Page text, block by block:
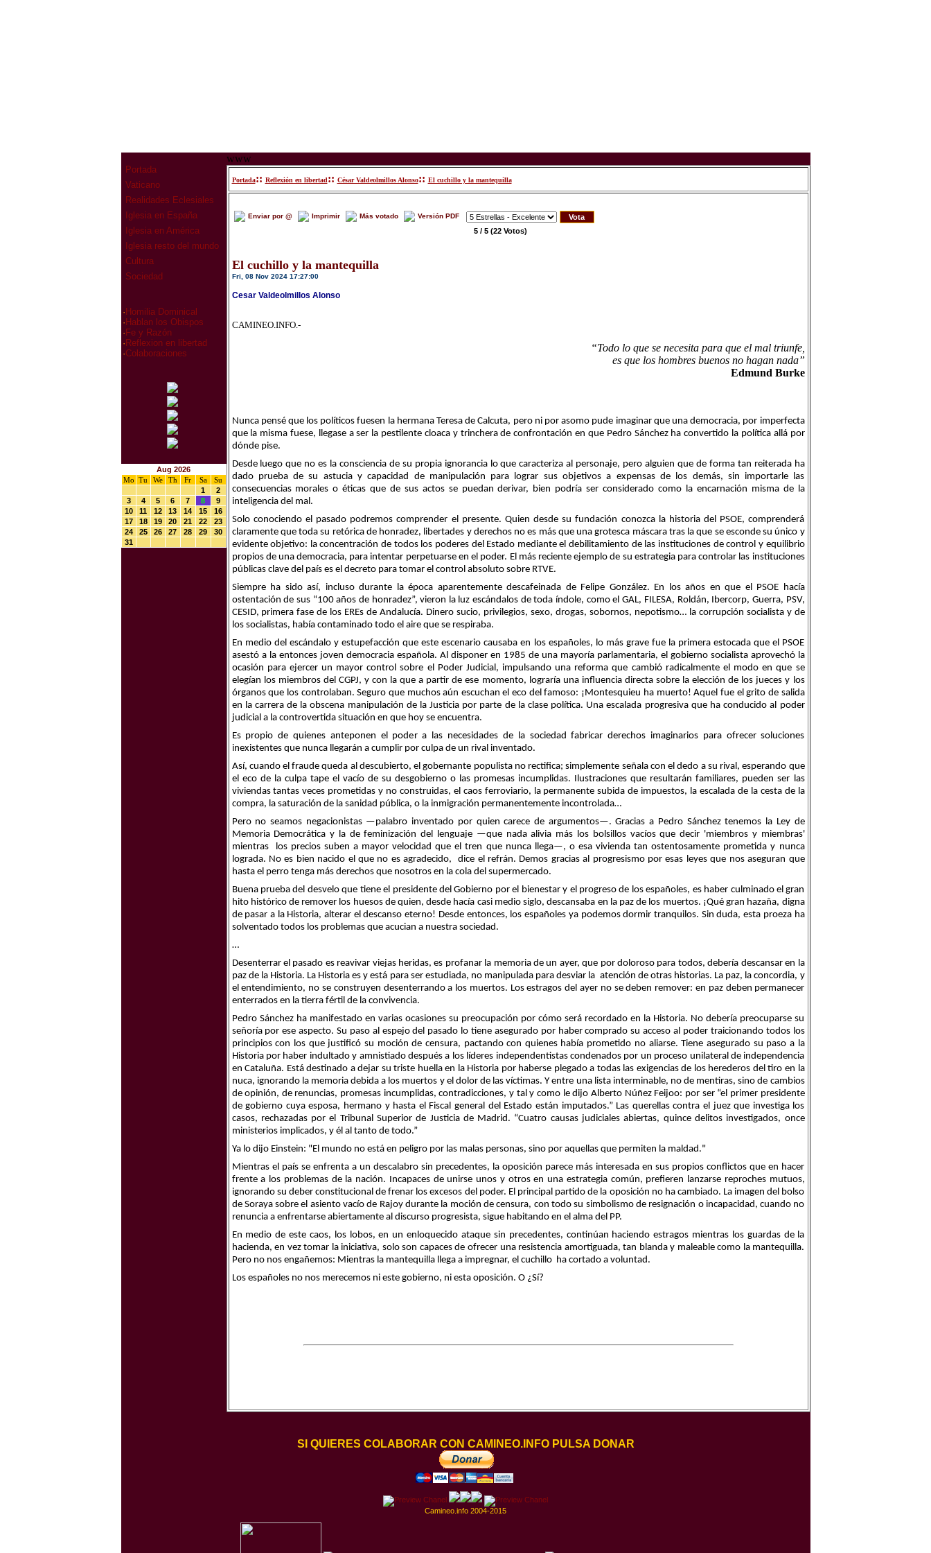
Portada
Vaticano
Realidades Eclesiales
Iglesia en España
Iglesia en América
Iglesia resto del mundo
Cultura
Sociedad
· Homilia Dominical
· Hablan los Obispos
· Fe y Razón
· Reflexion en libertad
·Colaboraciones
Aug 2026
Mo Tu We Th Fr Sa
Su
1
2
3
4 5 6 7 8
9
10
11 12 13 14 15
16
17
18 19 20 21 22
23
24
25 26 27 28 29
30
31
www
Portada:: Reflexión en libertad:: César Valdeolmillos Alonso:: El cuchillo y la mantequilla
Enviar por @ Imprimir Más votado Versión PDF
5 / 5 (22 Votos)
El cuchillo y la mantequilla
Fri, 08 Nov 2024 17:27:00
Cesar Valdeolmillos Alonso
CAMINEO.INFO.-
“Todo lo que se necesita para que el mal triunfe,
es que los hombres buenos no hagan nada”
Edmund Burke
Nunca pensé que los políticos fuesen la hermana Teresa de Calcuta, pero ni por asomo pude imaginar que una democracia, por imperfecta
que la misma fuese, llegase a ser la pestilente cloaca y trinchera de confrontación en que Pedro Sánchez ha convertido la política allá por
dónde pise.
Desde luego que no es la consciencia de su propia ignorancia lo que caracteriza al personaje, pero alguien que de forma tan reiterada ha
dado prueba de su astucia y capacidad de manipulación para lograr sus objetivos a expensas de los demás, sin importarle las
consecuencias morales o éticas que de sus actos se puedan derivar, bien podría ser considerado como la encarnación misma de la
inteligencia del mal.
Solo conociendo el pasado podremos comprender el presente. Quien desde su fundación conozca la historia del PSOE, comprenderá
claramente que toda su retórica de honradez, libertades y derechos no es más que una grotesca máscara tras la que se esconde su único y
evidente objetivo: la concentración de todos los poderes del Estado mediante el debilitamiento de las instituciones de control y equilibrio
propios de una democracia, para intentar perpetuarse en el poder. El más reciente ejemplo de su estrategia para controlar las instituciones
públicas clave del país es el decreto para tomar el control absoluto sobre RTVE.
Siempre ha sido así, incluso durante la época aparentemente descafeinada de Felipe González. En los años en que el PSOE hacía
ostentación de sus “100 años de honradez”, vieron la luz escándalos de toda índole, como el GAL, FILESA, Roldán, Ibercorp, Guerra, PSV,
CESID, primera fase de los EREs de Andalucía. Dinero sucio, privilegios, sexo, drogas, sobornos, nepotismo… la corrupción socialista y de
los socialistas, había contaminado todo el aire que se respiraba.
En medio del escándalo y estupefacción que este escenario causaba en los españoles, lo más grave fue la primera estocada que el PSOE
asestó a la entonces joven democracia española. Al disponer en 1985 de una mayoría parlamentaria, el gobierno socialista aprovechó la
ocasión para ejercer un mayor control sobre el Poder Judicial, impulsando una reforma que cambió radicalmente el modo en que se
elegían los miembros del CGPJ, y con la que a partir de ese momento, lograría una influencia directa sobre la elección de los jueces y los
órganos que los controlaban. Seguro que muchos aún escuchan el eco del famoso: ¡Montesquieu ha muerto! Aquel fue el grito de salida
en la carrera de la obscena manipulación de la Justicia por parte de la clase política. Una escalada progresiva que ha conducido al poder
judicial a la controvertida situación en que hoy se encuentra.
Es propio de quienes anteponen el poder a las necesidades de la sociedad fabricar derechos imaginarios para ofrecer soluciones
inexistentes que nunca llegarán a cumplir por culpa de un rival inventado.
Así, cuando el fraude queda al descubierto, el gobernante populista no rectifica; simplemente señala con el dedo a su rival, esperando que
el eco de la culpa tape el vacío de su desgobierno o las promesas incumplidas. Ilustraciones que resultarán familiares, pueden ser las
viviendas tantas veces prometidas y no construidas, el caos ferroviario, la permanente subida de impuestos, la escalada de la cesta de la
compra, la saturación de la sanidad pública, o la inmigración permanentemente incontrolada…
Pero no seamos negacionistas —palabro inventado por quien carece de argumentos—. Gracias a Pedro Sánchez tenemos la Ley de
Memoria Democrática y la de feminización del lenguaje —que nada alivia más los bolsillos vacíos que decir 'miembros y miembras'
mientras
los precios suben a mayor velocidad que el tren que nunca llega—, o esa vivienda tan ostentosamente prometida y nunca
lograda. No es bien nacido el que no es agradecido,
dice el refrán. Demos gracias al progresismo por esas leyes que nos aseguran que
hasta el perro tenga más derechos que nosotros en la cola del supermercado.
Buena prueba del desvelo que tiene el presidente del Gobierno por el bienestar y el progreso de los españoles, es haber culminado el gran
hito histórico de remover los huesos de quien, desde hacía casi medio siglo, descansaba en la paz de los muertos. ¡Qué gran hazaña, digna
de pasar a la Historia, alterar el descanso eterno! Desde entonces, los españoles ya podemos dormir tranquilos. Sin duda, esta proeza ha
solventado todos los problemas que acucian a nuestra sociedad.
…
Desenterrar el pasado es reavivar viejas heridas, es profanar la memoria de un ayer, que por doloroso para todos, debería descansar en la
paz de la Historia. La Historia es y está para ser estudiada, no manipulada para desviar la atención de otras historias. La paz, la concordia, y
el entendimiento, no se construyen desenterrando a los muertos. Los estragos del ayer no se deben remover: en paz deben permanecer
enterrados en la tierra fértil de la convivencia.
Pedro Sánchez ha manifestado en varias ocasiones su preocupación por cómo será recordado en la Historia. No debería preocuparse su
señoría por ese aspecto. Su paso al espejo del pasado lo tiene asegurado por haber comprado su acceso al poder traicionando todos los
principios con los que justificó su moción de censura, pactando con quienes había prometido no aliarse. Tiene asegurado su paso a la
Historia por haber indultado y amnistiado después a los líderes independentistas condenados por un proceso unilateral de independencia
en Cataluña. Está destinado a dejar su triste huella en la Historia por haberse plegado a todas las exigencias de los herederos del tiro en la
nuca, ignorando la memoria debida a los muertos y el dolor de las víctimas. Y entre una lista interminable, no de mentiras, sino de cambios
de opinión, de renuncias, promesas incumplidas, contradicciones, y tal y como le dijo Alberto Núñez Feijoo: por ser “el primer presidente
de gobierno cuya esposa, hermano y hasta el Fiscal general del Estado están imputados.” Las querellas contra el juez que investiga los
casos, rechazadas por el Tribunal Superior de Justicia de Madrid. “Cuatro causas judiciales abiertas, quince delitos investigados, once
ministerios implicados, y él al tanto de todo.”
Ya lo dijo Einstein: "El mundo no está en peligro por las malas personas, sino por aquellas que permiten la maldad."
Mientras el país se enfrenta a un descalabro sin precedentes, la oposición parece más interesada en sus propios conflictos que en hacer
frente a los problemas de la nación. Incapaces de unirse unos y otros en una estrategia común, prefieren lanzarse reproches mutuos,
ignorando su deber constitucional de frenar los excesos del poder. El principal partido de la oposición no ha cambiado. La imagen del bolso
de Soraya sobre el asiento vacío de Rajoy durante la moción de censura, con todo su simbolismo de resignación o incapacidad, cuando no
renuncia a enfrentarse abiertamente al discurso progresista, sigue habitando en el alma del PP.
En medio de este caos, los lobos, en un enloquecido ataque sin precedentes, continúan haciendo estragos mientras los guardas de la
hacienda, en vez tomar la iniciativa, solo son capaces de ofrecer una resistencia amortiguada, tan blanda y maleable como la mantequilla.
Pero no nos engañemos: Mientras la mantequilla llega a impregnar, el cuchillo ha cortado a voluntad.
Los españoles no nos merecemos ni este gobierno, ni esta oposición. O ¿Sí?
SI QUIERES COLABORAR CON CAMINEO.INFO PULSA DONAR
Camineo.info 2004-2015